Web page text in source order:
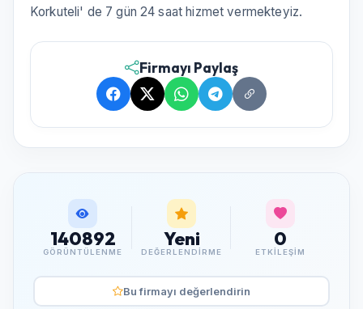
Korkuteli' de 7 gün 24 saat hizmet vermekteyiz.
Firmayı Paylaş
140892
GÖRÜNTÜLENME
Yeni
DEĞERLENDIRME
0
ETKILEŞIM
Bu firmayı değerlendirin